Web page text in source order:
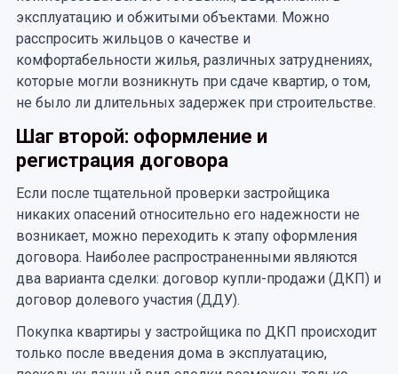
эксплуатацию и обжитыми объектами. Можно
расспросить жильцов о качестве и
комфортабельности жилья, различных затруднениях,
которые могли возникнуть при сдаче квартир, о том,
не было ли длительных задержек при строительстве.
Шаг второй: оформление и
регистрация договора
Если после тщательной проверки застройщика
никаких опасений относительно его надежности не
возникает, можно переходить к этапу оформления
договора. Наиболее распространенными являются
два варианта сделки: договор купли-продажи (ДКП) и
договор долевого участия (ДДУ).
Покупка квартиры у застройщика по ДКП происходит
только после введения дома в эксплуатацию,